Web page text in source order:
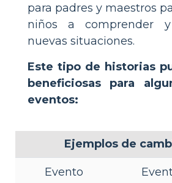
para padres y maestros
niños a comprender
nuevas situaciones.
Este tipo de historias
beneficiosas para
eventos:
Ejemplos de
Evento